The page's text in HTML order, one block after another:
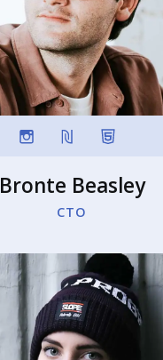
Bronte Beasley
CTO